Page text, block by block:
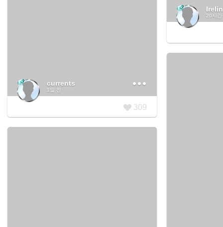
currents
1일 전
309
20시간